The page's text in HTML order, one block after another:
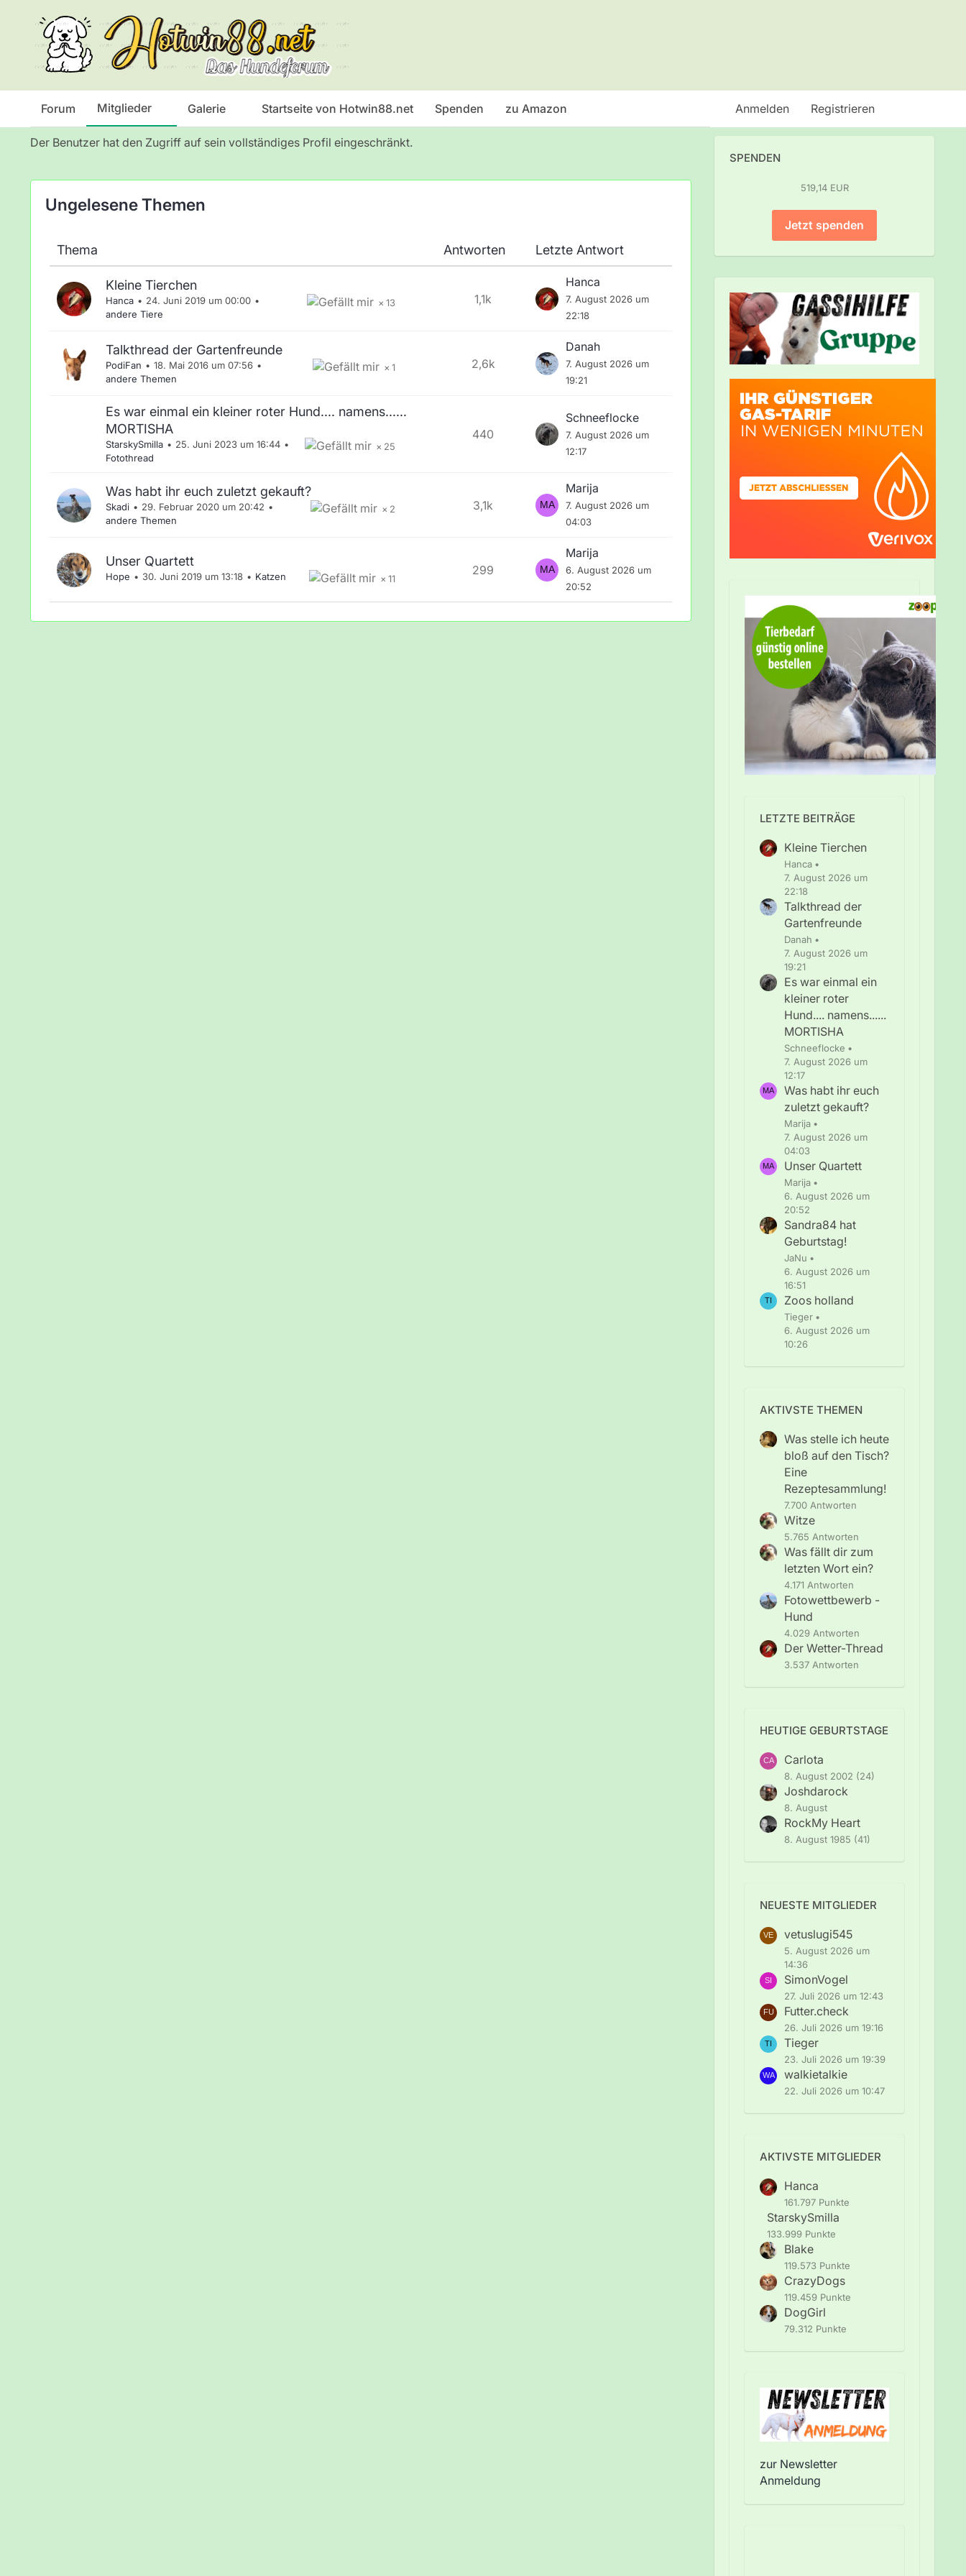
Forum Mitglieder Galerie Startseite von Hotwin88.net Spenden zu Amazon Anmelden Registrieren
Der Benutzer hat den Zugriff auf sein vollständiges Profil eingeschränkt.
Ungelesene Themen
Thema Antworten Letzte Antwort
Kleine Tierchen
13
Hanca
24. Juni 2019 um 00:00
andere Tiere
1,1k
Hanca
7. August 2026 um
22:18
Talkthread der Gartenfreunde
1
PodiFan
18. Mai 2016 um 07:56
andere Themen
2,6k
Danah
7. August 2026 um
19:21
Es war einmal ein kleiner roter Hund.... namens......
MORTISHA
25
StarskySmilla
25. Juni 2023 um 16:44
Fotothread
440
Schneeflocke
7. August 2026 um
12:17
Was habt ihr euch zuletzt gekauft?
2
Skadi
29. Februar 2020 um 20:42
andere Themen
3,1k
Marija
7. August 2026 um
04:03
Unser Quartett
11
Hope 30. Juni 2019 um 13:18 Katzen 299
Marija
6. August 2026 um
20:52
SPENDEN
519,14 EUR
Jetzt spenden
LETZTE BEITRÄGE
Kleine Tierchen
Hanca
7. August 2026 um
22:18
Talkthread der
Gartenfreunde
Danah
7. August 2026 um
19:21
Es war einmal ein
kleiner roter
Hund.... namens......
MORTISHA
Schneeflocke
7. August 2026 um
12:17
Was habt ihr euch
zuletzt gekauft?
Marija
7. August 2026 um
04:03
Unser Quartett
Marija
6. August 2026 um
20:52
Sandra84 hat
Geburtstag!
JaNu
6. August 2026 um
16:51
Zoos holland
Tieger
6. August 2026 um
10:26
AKTIVSTE THEMEN
Was stelle ich heute
bloß auf den Tisch?
Eine
Rezeptesammlung!
7.700 Antworten
Witze
5.765 Antworten
Was fällt dir zum
letzten Wort ein?
4.171 Antworten
Fotowettbewerb -
Hund
4.029 Antworten
Der Wetter-Thread
3.537 Antworten
HEUTIGE GEBURTSTAGE
Carlota
8. August 2002 (24)
Joshdarock
8. August
RockMy Heart
8. August 1985 (41)
NEUESTE MITGLIEDER
vetuslugi545
5. August 2026 um
14:36
SimonVogel
27. Juli 2026 um 12:43
Futter.check
26. Juli 2026 um 19:16
Tieger
23. Juli 2026 um 19:39
walkietalkie
22. Juli 2026 um 10:47
AKTIVSTE MITGLIEDER
Hanca
161.797 Punkte
StarskySmilla
133.999 Punkte
Blake
119.573 Punkte
CrazyDogs
119.459 Punkte
DogGirl
79.312 Punkte
zur Newsletter
Anmeldung